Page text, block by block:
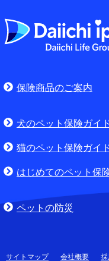
よくある質問
(商品に関
保険商品のご案内
犬のペット保険ガイ
猫のペット保険ガイ
はじめてのペット保
ペットの防災
サイトマップ 会社概要 採